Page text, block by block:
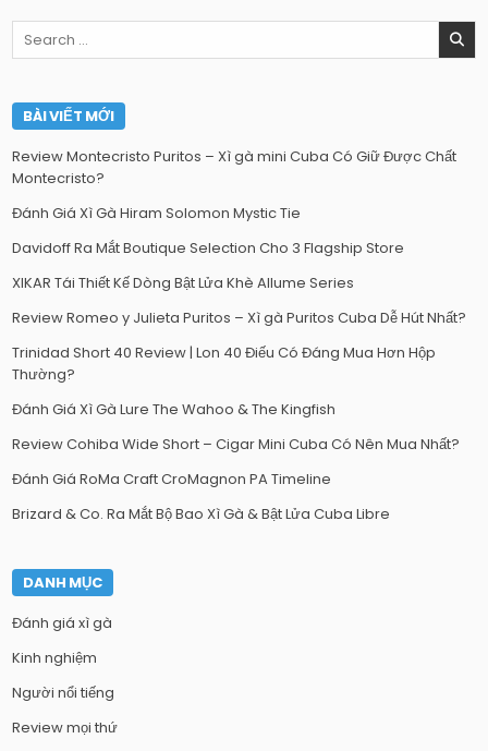
Search
BÀI VIẾT MỚI
Review Montecristo Puritos – Xì gà mini Cuba Có Giữ Được Chất
Montecristo?
Đánh Giá Xì Gà Hiram Solomon Mystic Tie
Davidoff Ra Mắt Boutique Selection Cho 3 Flagship Store
XIKAR Tái Thiết Kế Dòng Bật Lửa Khè Allume Series
Review Romeo y Julieta Puritos – Xì gà Puritos Cuba Dễ Hút Nhất?
Trinidad Short 40 Review | Lon 40 Điếu Có Đáng Mua Hơn Hộp
Thường?
Đánh Giá Xì Gà Lure The Wahoo & The Kingfish
Review Cohiba Wide Short – Cigar Mini Cuba Có Nên Mua Nhất?
Đánh Giá RoMa Craft CroMagnon PA Timeline
Brizard & Co. Ra Mắt Bộ Bao Xì Gà & Bật Lửa Cuba Libre
DANH MỤC
Đánh giá xì gà
Kinh nghiệm
Người nổi tiếng
Review mọi thứ